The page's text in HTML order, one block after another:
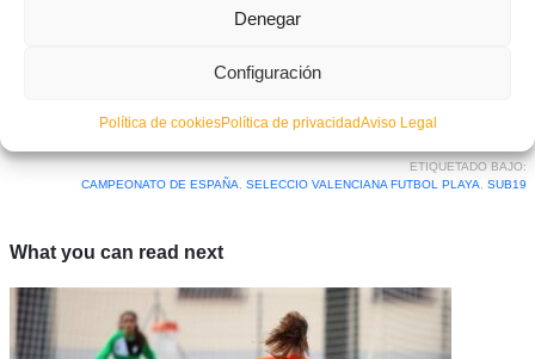
Denegar
Configuración
Política de cookiesPolítica de privacidadAviso Legal
ETIQUETADO BAJO:
CAMPEONATO DE ESPAÑA
SELECCIO VALENCIANA FUTBOL PLAYA SUB19
What you can read next